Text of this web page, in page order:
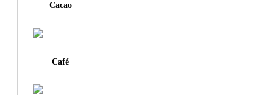
Cacao
Café